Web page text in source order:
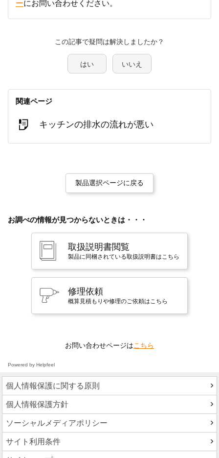
ーにお問い合わせください。
この記事で疑問は解決しましたか？
はい いいえ
関連ページ
キッチンの排水の流れが悪い
製品選択ページに戻る
お調べの情報が見つからないときは・・・
取扱説明書閲覧
製品に同梱されている取扱説明書はこちら
修理依頼
概算見積もりや修理のご依頼はこちら
お問い合わせページはこちら
Powered by Helpfeel
個人情報保護に関する原則
個人情報保護方針
ソーシャルメディアポリシー
サイト利用条件